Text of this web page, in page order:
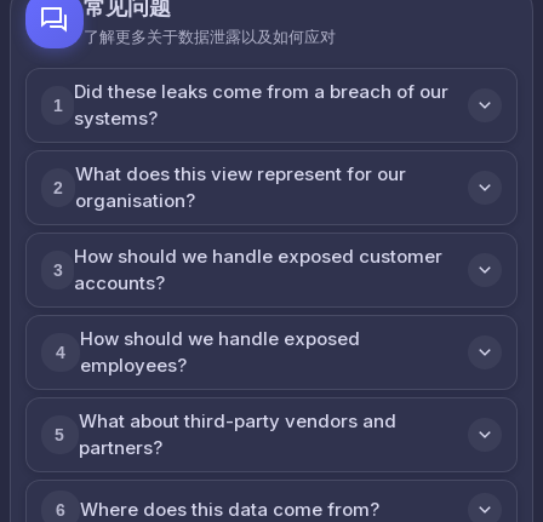
常见问题
了解更多关于数据泄露以及如何应对
1
Did these leaks come from a breach of our
systems?
2
What does this view represent for our
organisation?
3
How should we handle exposed customer
accounts?
4
How should we handle exposed
employees?
5
What about third-party vendors and
partners?
6 Where does this data come from?